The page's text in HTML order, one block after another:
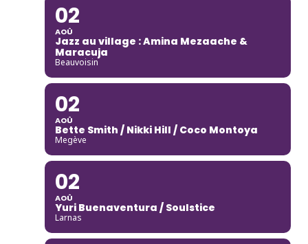
02
AOÛ
Jazz au village : Amina Mezaache &
Maracuja
Beauvoisin
02
AOÛ
Bette Smith / Nikki Hill / Coco Montoya
Megève
02
AOÛ
Yuri Buenaventura / Soulstice
Larnas